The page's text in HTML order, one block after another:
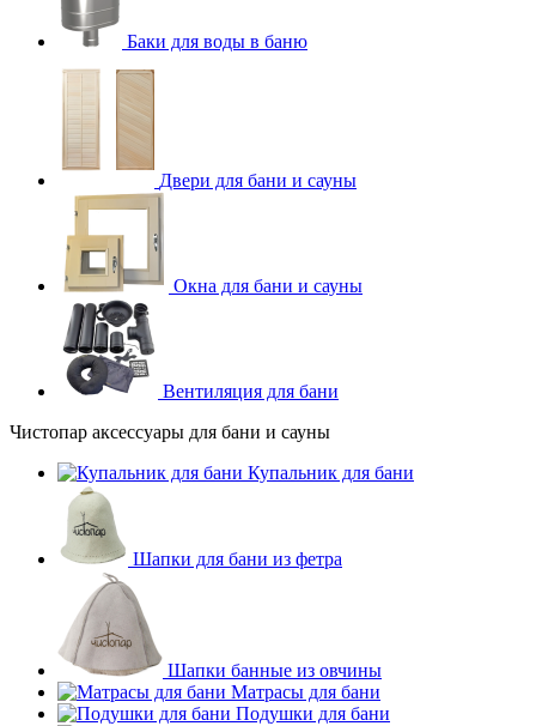
Баки для воды в баню
Двери для бани и сауны
Окна для бани и сауны
Вентиляция для бани
Чистопар аксессуары для бани и сауны
Купальник для бани
Шапки для бани из фетра
Шапки банные из овчины
Матрасы для бани
Подушки для бани